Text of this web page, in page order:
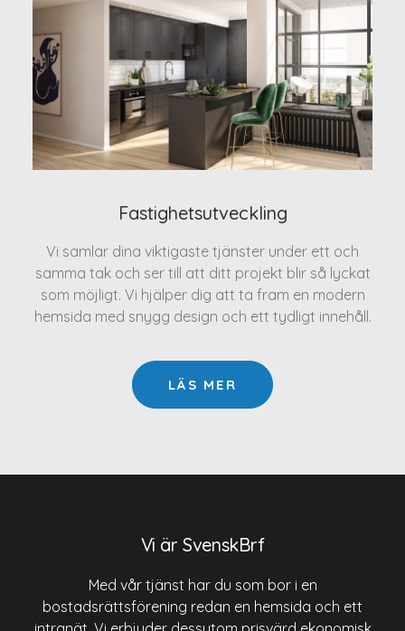
Fastighetsutveckling
Vi samlar dina viktigaste tjänster under ett och
samma tak och ser till att ditt projekt blir så lyckat
som möjligt. Vi hjälper dig att ta fram en modern
hemsida med snygg design och ett tydligt innehåll.
LÄS MER
Vi är SvenskBrf
Med vår tjänst har du som bor i en
bostadsrättsförening redan en hemsida och ett